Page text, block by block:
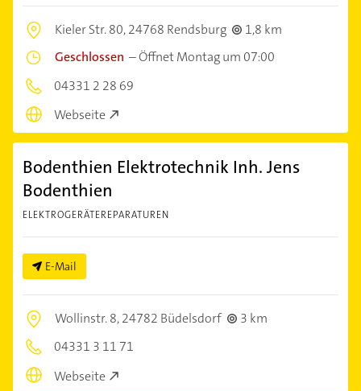
Kieler Str. 80,24768 Rendsburg
1,8 km
Geschlossen –Öffnet Montag um 07:00
04331 2 28 69
Webseite
Bodenthien Elektrotechnik Inh. Jens
Bodenthien
ELEKTROGERÄTEREPARATUREN
E-Mail
Wollinstr. 8,24782 Büdelsdorf
3 km
04331 3 11 71
Webseite